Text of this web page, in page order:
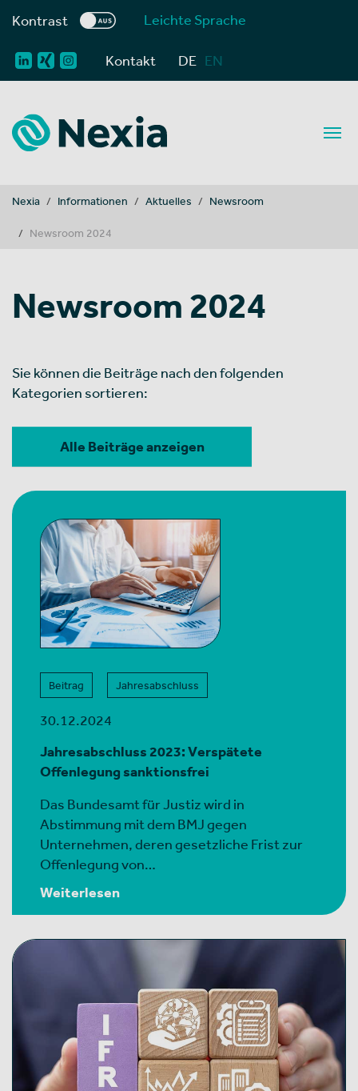
Kontrast Leichte Sprache
Kontakt DE EN
You are here:
Nexia Informationen Aktuelles Newsroom
Newsroom 2024
Newsroom 2024
Sie können die Beiträge nach den folgenden
Kategorien sortieren:
Alle Beiträge anzeigen
Beitrag Jahresabschluss
30.12.2024
Jahresabschluss 2023: Verspätete
Offenlegung sanktionsfrei
Das Bundesamt für Justiz wird in
Abstimmung mit dem BMJ gegen
Unternehmen, deren gesetzliche Frist zur
Offenlegung von…
Weiterlesen